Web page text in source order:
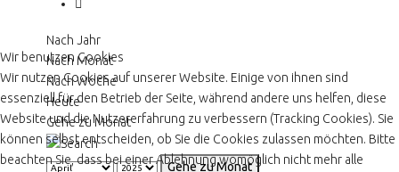
Nach Jahr
Nach Monat
Nach Woche
Heute
Gehe zu Monat
Gehe zu Monat
Wir benutzen Cookies
Wir nutzen Cookies auf unserer Website. Einige von ihnen sind
essenziell für den Betrieb der Seite, während andere uns helfen, diese
Website und die Nutzererfahrung zu verbessern (Tracking Cookies). Sie
können selbst entscheiden, ob Sie die Cookies zulassen möchten. Bitte
beachten Sie, dass bei einer Ablehnung womöglich nicht mehr alle